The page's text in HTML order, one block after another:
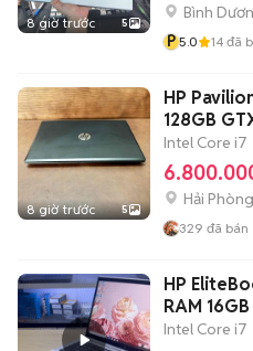
8 giờ trước 5
Bình
P 5.0 14 đã
8 giờ trước 5
HP
128GB
Intel Core i7
Hải Phòng
329 đã bán
HP
RAM
Intel Core i7